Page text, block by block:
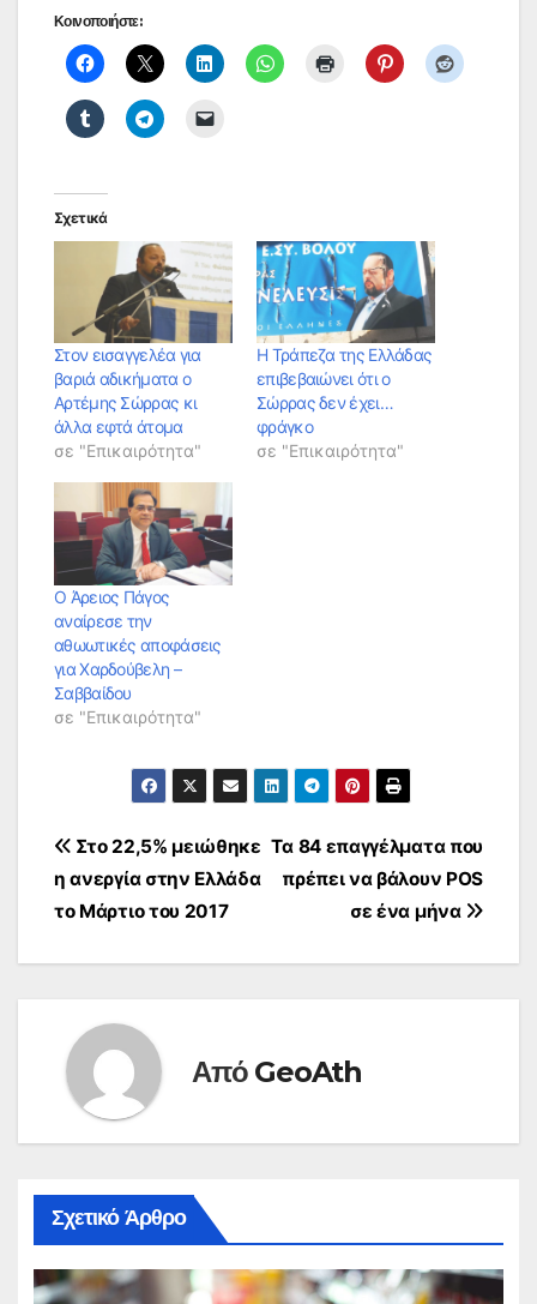
Κοινοποιήστε:
Σχετικά
Στον εισαγγελέα για
βαριά αδικήματα ο
Αρτέμης Σώρρας κι
άλλα εφτά άτομα
σε "Επικαιρότητα"
Η Τράπεζα της Ελλάδας
επιβεβαιώνει ότι ο
Σώρρας δεν έχει…
φράγκο
σε "Επικαιρότητα"
Ο Άρειος Πάγος
αναίρεσε την
αθωωτικές αποφάσεις
για Χαρδούβελη –
Σαββαίδου
σε "Επικαιρότητα"
Πλοήγηση
άρθρων
Τα 84 επαγγέλματα που
πρέπει να βάλουν POS
σε ένα μήνα
Στο 22,5% μειώθηκε
η ανεργία στην Ελλάδα
το Μάρτιο του 2017
Από GeoAth
Σχετικό Άρθρο